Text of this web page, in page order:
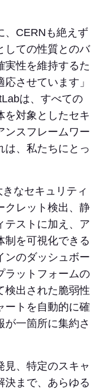
、CERNも絶えず
しての性質とのバ
実性を維持するた
させています」
は、すべての
を対象としたセキ
ンスフレームワー
は、私たちにとっ
なセキュリティ
クレット検出、静
テストに加え、ア
制を可視化できる
ンのダッシュボー
ラットフォームの
検出された脆弱性
ートを自動的に確
一箇所に集約さ
見、特定のスキャ
決まで、あらゆる